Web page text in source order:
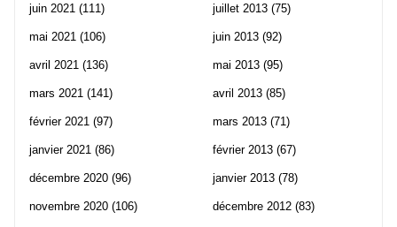
juin 2021 (111)
mai 2021 (106)
avril 2021 (136)
mars 2021 (141)
février 2021 (97)
janvier 2021 (86)
décembre 2020 (96)
novembre 2020 (106)
juillet 2013 (75)
juin 2013 (92)
mai 2013 (95)
avril 2013 (85)
mars 2013 (71)
février 2013 (67)
janvier 2013 (78)
décembre 2012 (83)